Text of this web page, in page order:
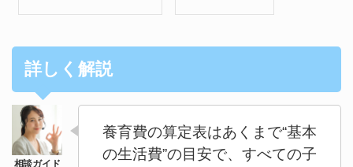
詳しく解説
養育費の算定表はあくまで“基本
の生活費”の目安で、すべての子